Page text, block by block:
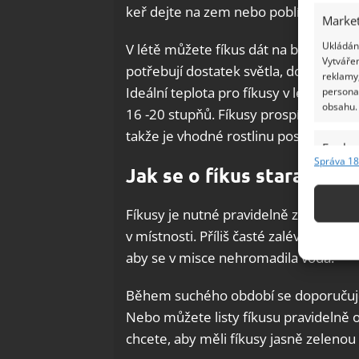
obsahu.
Funkce
Správa
keř dejte na zem nebo poblíž okna.
V létě můžete fíkus dát na balkon,
potřebují dostatek světla,
Ideální teplota pro fíkusy v létě je
16 -20 stupňů. Fíkusy prospívají při
takže je vhodné rostlinu postřikovat
Jak se o fíkus starat v
Fíkusy je nutné pravidelně
v místnosti. Příliš časté zalévání
aby se v misce nehromadila voda.
Během suchého období se
Nebo můžete listy fíkusu pravidelně
chcete, aby měli fíkusy jasně